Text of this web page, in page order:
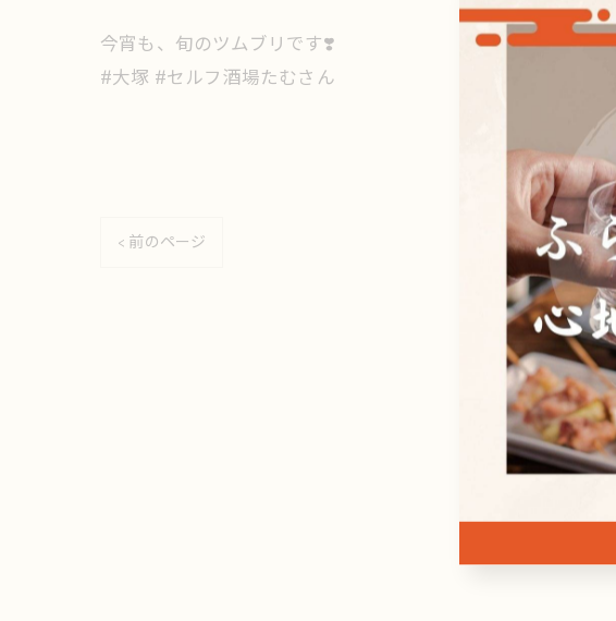
今宵も、旬のツムブリです❣️
#大塚 #セルフ酒場たむさん
< 前のページ